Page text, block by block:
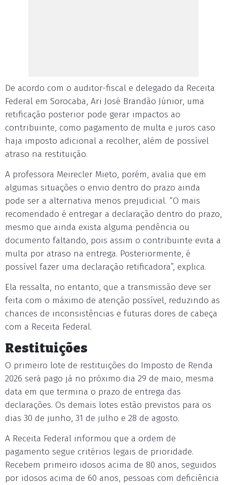
De acordo com o auditor-fiscal e delegado da Receita
Federal em Sorocaba, Ari José Brandão Júnior, uma
retificação posterior pode gerar impactos ao
contribuinte, como pagamento de multa e juros caso
haja imposto adicional a recolher, além de possível
atraso na restituição.
A professora Meirecler Mieto, porém, avalia que em
algumas situações o envio dentro do prazo ainda
pode ser a alternativa menos prejudicial. “O mais
recomendado é entregar a declaração dentro do prazo,
mesmo que ainda exista alguma pendência ou
documento faltando, pois assim o contribuinte evita a
multa por atraso na entrega. Posteriormente, é
possível fazer uma declaração retificadora”, explica.
Ela ressalta, no entanto, que a transmissão deve ser
feita com o máximo de atenção possível, reduzindo as
chances de inconsistências e futuras dores de cabeça
com a Receita Federal.
Restituições
O primeiro lote de restituições do Imposto de Renda
2026 será pago já no próximo dia 29 de maio, mesma
data em que termina o prazo de entrega das
declarações. Os demais lotes estão previstos para os
dias 30 de junho, 31 de julho e 28 de agosto.
A Receita Federal informou que a ordem de
pagamento segue critérios legais de prioridade.
Recebem primeiro idosos acima de 80 anos, seguidos
por idosos acima de 60 anos, pessoas com deficiência